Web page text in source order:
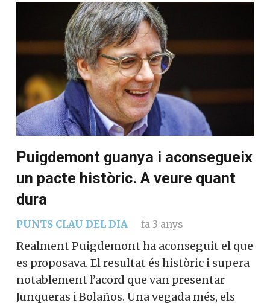
Puigdemont guanya i aconsegueix
un pacte històric. A veure quant
dura
PUNTS CLAU DEL DIA fa 3 anys
Realment Puigdemont ha aconseguit el que
es proposava. El resultat és històric i supera
notablement l’acord que van presentar
Junqueras i Bolaños. Una vegada més, els